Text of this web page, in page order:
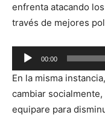
enfrenta atacando
través de mejores
Reproductor
de
audio
00:00
En la misma
cambiar
equipare para